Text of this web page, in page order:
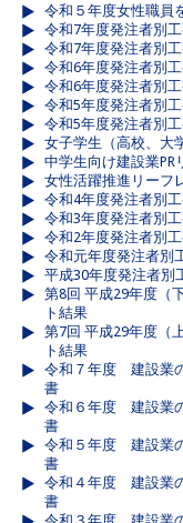
令和５年度女性職員
令和7年度発注者別
令和7年度発注者別
令和6年度発注者別
令和6年度発注者別
令和5年度発注者別
令和5年度発注者別
女子学生（高校、大
中学生向け建設業PR
女性活躍推進リーフ
令和4年度発注者別
令和3年度発注者別
令和2年度発注者別
令和元年度発注者別
平成30年度発注者別
第8回 平成29年度（
ト結果
第7回 平成29年度（
ト結果
令和７年度 建設業
書
令和６年度 建設業
書
令和５年度 建設業
書
令和４年度 建設業
書